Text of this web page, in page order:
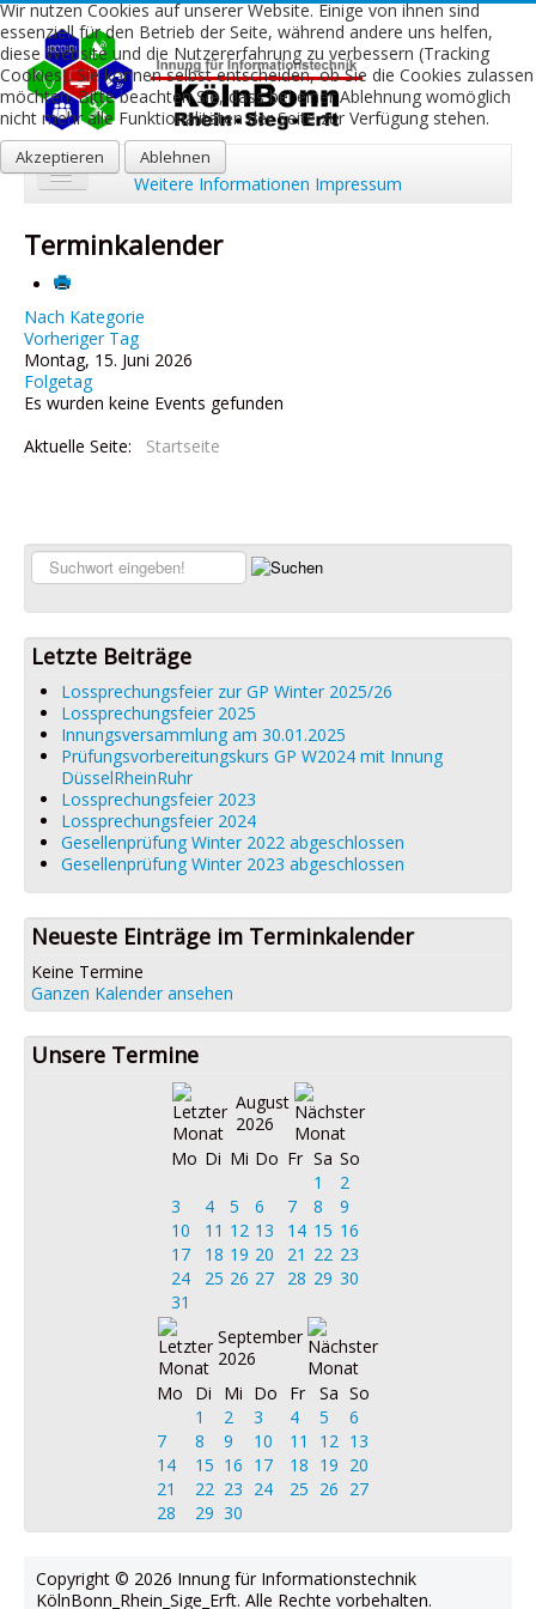
Über uns
Leistungen
Ausbildung
Fachbetriebe
Links
Impressum
Terminkalender
Nach Kategorie
Vorheriger Tag
Montag, 15. Juni 2026
Folgetag
Es wurden keine Events gefunden
Aktuelle Seite:
Startseite
Suchen...
Letzte Beiträge
Lossprechungsfeier zur GP Winter 2025/26
Lossprechungsfeier 2025
Innungsversammlung am 30.01.2025
Prüfungsvorbereitungskurs GP W2024 mit Innung
DüsselRheinRuhr
Lossprechungsfeier 2023
Lossprechungsfeier 2024
Gesellenprüfung Winter 2022 abgeschlossen
Gesellenprüfung Winter 2023 abgeschlossen
Neueste Einträge im Terminkalender
Keine Termine
Ganzen Kalender ansehen
Unsere Termine
August
2026
Mo Di Mi Do Fr Sa So
1
2
3
4 5 6 7 8
9
10
11 12 13 14 15 16
17
18 19 20 21 22 23
24
25 26 27 28 29 30
31
September
2026
Mo
Di Mi Do Fr Sa So
1
2 3 4 5
6
7
8 9 10 11 12 13
14
15 16 17 18 19 20
21
22 23 24 25 26 27
28
29 30
Copyright © 2026 Innung für Informationstechnik
KölnBonn_Rhein_Sige_Erft. Alle Rechte vorbehalten.
Wir nutzen Cookies auf unserer Website. Einige von ihnen sind
essenziell für den Betrieb der Seite, während andere uns helfen,
diese Website und die Nutzererfahrung zu verbessern (Tracking
Cookies). Sie können selbst entscheiden, ob Sie die Cookies zulassen
möchten. Bitte beachten Sie, dass bei einer Ablehnung womöglich
nicht mehr alle Funktionalitäten der Seite zur Verfügung stehen.
Akzeptieren Ablehnen
Weitere Informationen Impressum